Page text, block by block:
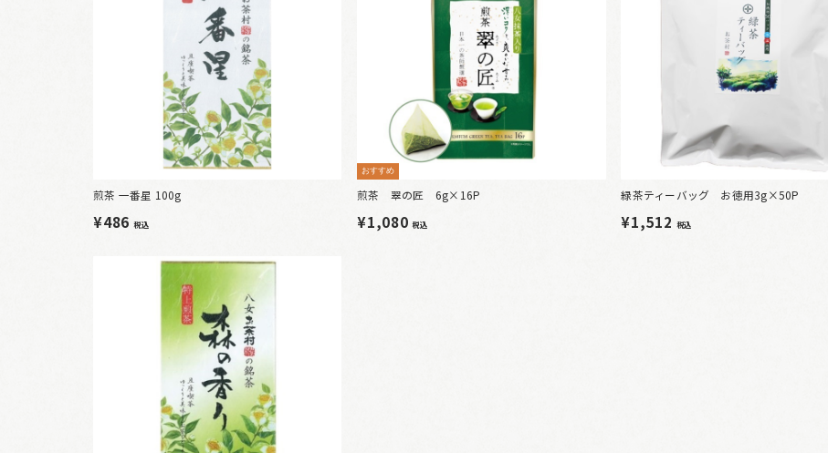
煎茶 一番星 100g
¥486 税込
おすすめ
煎茶 翠の匠 6g×16P
¥1,080税込
緑茶ティーバッグ お徳用3g×50P
¥1,512 税込